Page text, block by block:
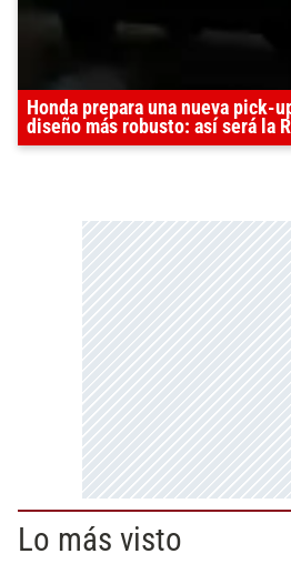
Honda prepara una nueva pick-
diseño más robusto: así será la
Lo más visto